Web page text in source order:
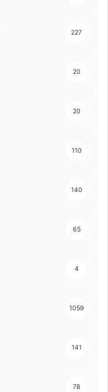
227
20
20
110
140
65
4
1059
141
78